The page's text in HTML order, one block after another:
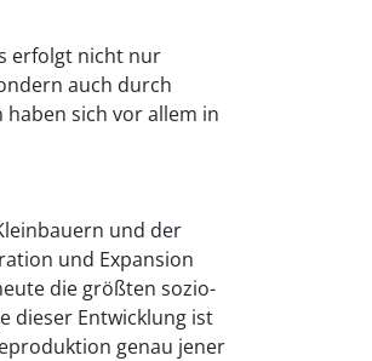
erfolgt nicht nur
auch durch
haben sich vor allem in
und der
und Expansion
die größten sozio-
dieser Entwicklung ist
genau jener